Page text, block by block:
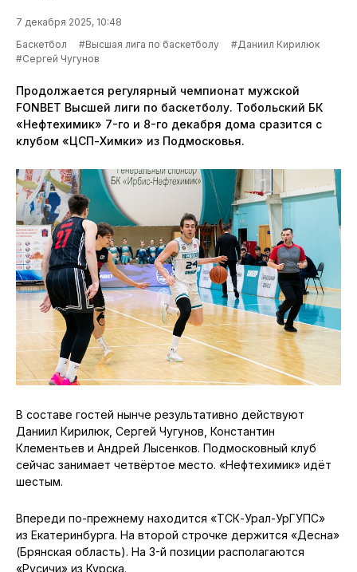
7 декабря 2025, 10:48
Баскетбол
#Высшая лига по баскетболу
#Даниил Кирилюк
#Сергей Чугунов
Продолжается регулярный чемпионат мужской
FONBET Высшей лиги по баскетболу. Тобольский БК
«Нефтехимик» 7-го и 8-го декабря дома сразится с
клубом «ЦСП-Химки» из Подмосковья.
В составе гостей нынче результативно действуют
Даниил Кирилюк, Сергей Чугунов, Константин
Клементьев и Андрей Лысенков. Подмосковный клуб
сейчас занимает четвёртое место. «Нефтехимик» идёт
шестым.
Впереди по-прежнему находится «ТСК-Урал-УрГУПС»
из Екатеринбурга. На второй строчке держится «Десна»
(Брянская область). На 3-й позиции располагаются
«Русичи» из Курска.